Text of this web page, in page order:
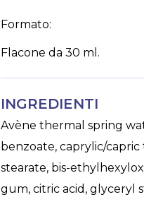
Formato:
Flacone da 30 ml.
INGREDIENTI
Avène thermal spring
benzoate, caprylic/
stearate, bis-
gum, citric acid, glyceryl